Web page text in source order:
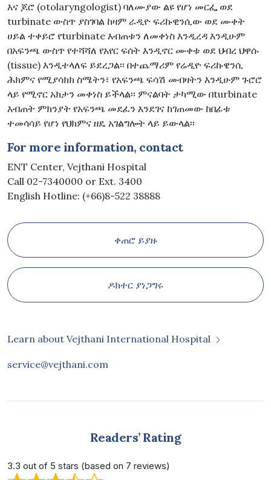
እና ጆሮ (otolaryngologist) ባለሙያው ልዩ የሆነ መርፌ ወደ
turbinate ውስጥ ያስገባል ከዛም ራዲዮ ፍሪኩዊንሲው ወደ ሙቀት
ሀይል ተቀይሮ የturbinate እብጠቱን ለመቀነስ እንዲረዳ እንዲሁም
በአፍንጫ ውስጥ የተሻሻለ የአየር ፍሰት እንዲኖር ሙቀቱ ወደ ህብረ ህዋሱ
(tissue) እንዲተላለፍ ይደረጋል፡፡ በተጨማሪም የሬዲዮ ፍሪኩዌንሲ
ሕክምና የሚያሳክክ ስሜትን፣ የአፍንጫ ፍሳሽ መብዛትን እንዲሁም ጉሮሮ
ላይ የሚኖር አክታን መቀነስ ይችላል፡፡ ምናልባት ታካሚው በturbinate
እብጠት ምክንያት የአፍንጫ መደፈን እንደገና ከገጠመው ከበፊቱ
ተመሳሳይ የሆነ የህክምና ዘዴ አገልግሎት ላይ ይውላል፡፡
For more information, contact
ENT Center, Vejthani Hospital
Call 02-7340000 or Ext. 3400
English Hotline: (+66)8-522 38888
ቀጠሮ ይያዙ
ዶክተር ያነጋግሩ
Learn about Vejthani International Hospital
service@vejthani.com
Readers’ Rating
3.3 out of 5 stars (based on 7 reviews)